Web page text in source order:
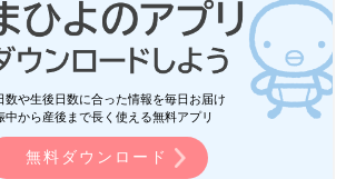
数や生後日数に合った情報を毎日お届け
中から産後まで長く使える無料アプリ
無料ダウンロード